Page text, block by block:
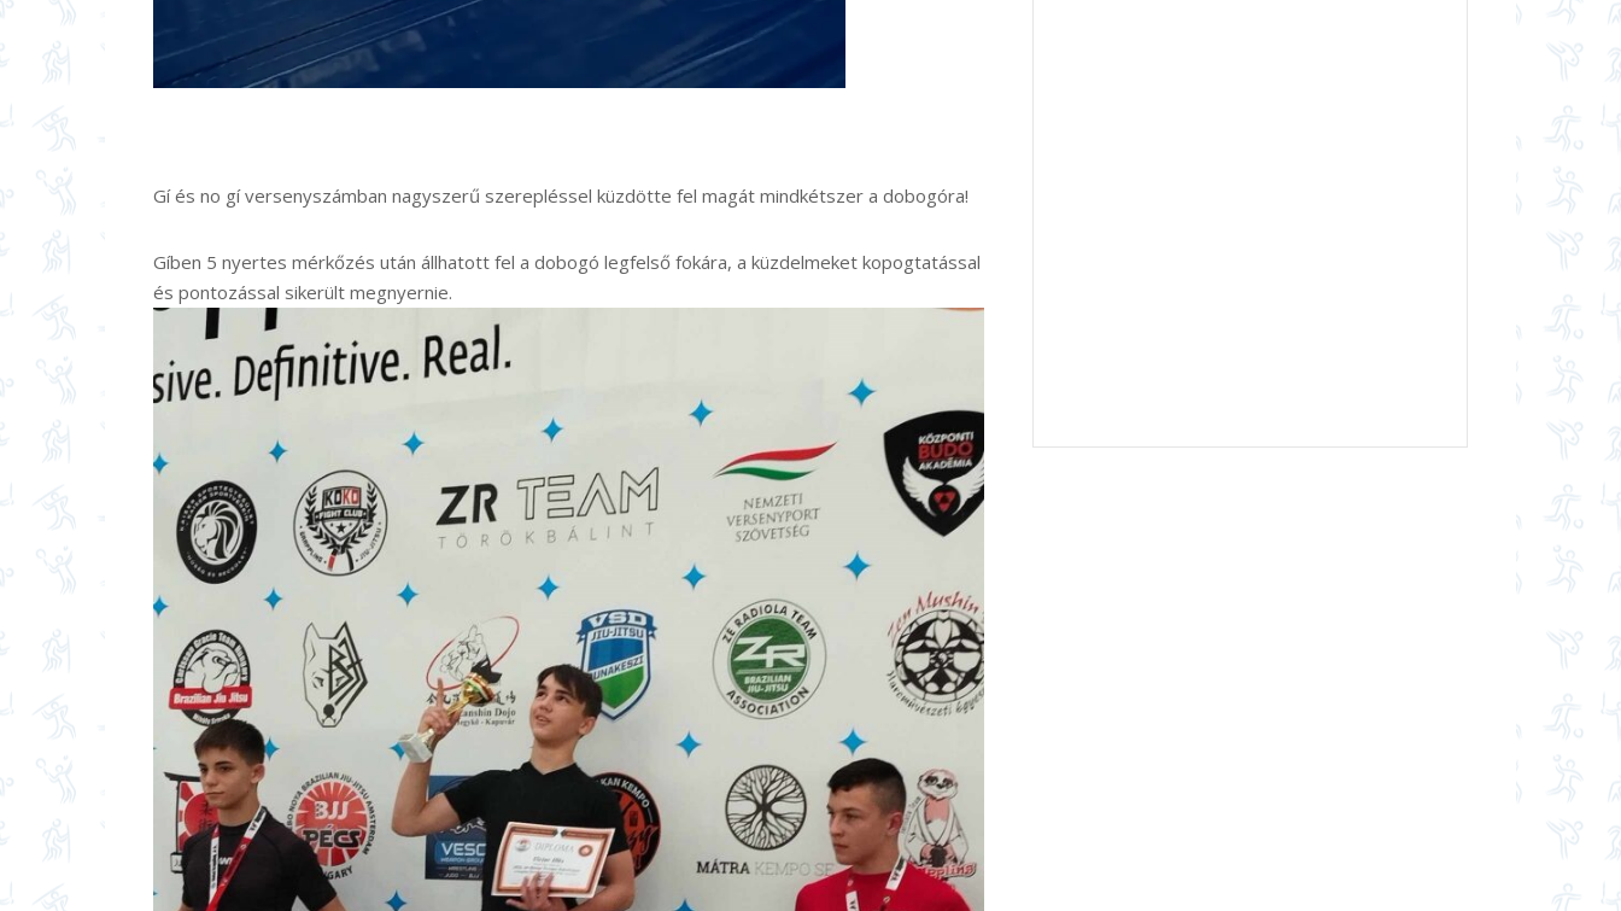
Gí és no gí versenyszámban nagyszerű szerepléssel küzdötte fel magát mindkétszer a dobogóra!
Gíben 5 nyertes mérkőzés után állhatott fel a dobogó legfelső fokára, a küzdelmeket kopogtatással
és pontozással sikerült megnyernie.